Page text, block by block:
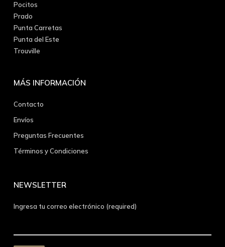
Pocitos
Prado
Punta Carretas
Punta del Este
Trouville
MÁS INFORMACIÓN
Contacto
Envíos
Preguntas Frecuentes
Términos y Condiciones
NEWSLETTER
Ingresa tu correo electrónico (required)